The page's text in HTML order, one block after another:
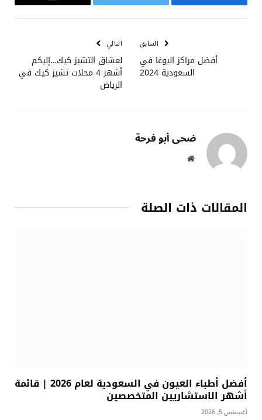
فيسبوك تويتر
البريد
السابق
أفضل مراكز اليوغا في
السعودية 2024
التالي
لعشاق التشيز كيك…إليكم
أشهر 4 محلات تشيز كيك في
الرياض
ضحى أبو فرحة
موقع
المقالات ذات الصلة
أفضل أطباء العيون في السعودية لعام 2026 | قائمة
أشهر الاستشاريين المتخصصين
أغسطس 5, 2026